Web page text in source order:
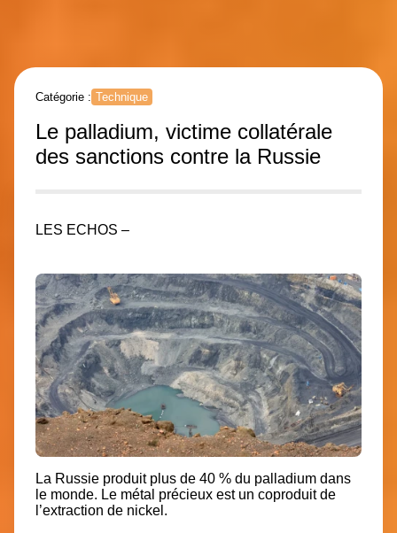
Catégorie : Technique
Le palladium, victime collatérale
des sanctions contre la Russie
LES ECHOS –
La Russie produit plus de 40 % du palladium dans
le monde. Le métal précieux est un coproduit de
l’extraction de nickel.